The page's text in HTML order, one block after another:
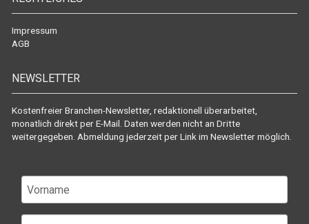
Impressum
AGB
NEWSLETTER
Kostenfreier Branchen-Newsletter, redaktionell überarbeitet,
monatlich direkt per E-Mail. Daten werden nicht an Dritte
weitergegeben. Abmeldung jederzeit per Link im Newsletter möglich.